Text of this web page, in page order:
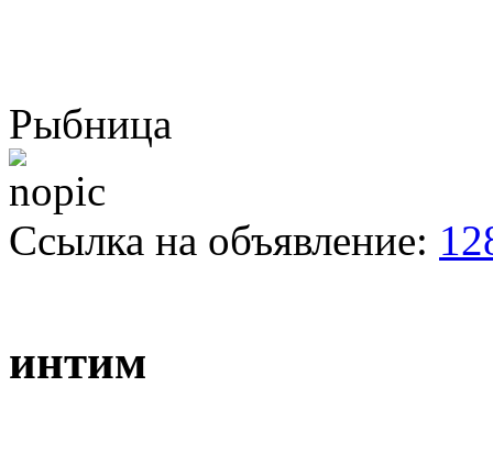
Рыбница
Ссылка на объявление:
интим